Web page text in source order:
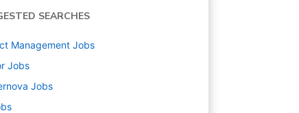
SEARCHES
Management Jobs
Jobs
Jobs